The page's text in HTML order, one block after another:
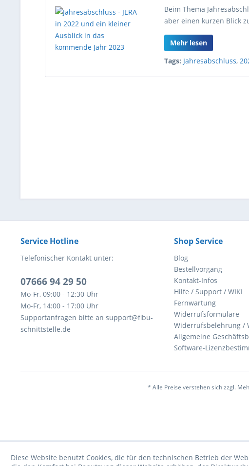
Beim Thema
aber einen kurzen Blick
Mehr lesen
Tags: Jahresabschluss,
Service Hotline
Telefonischer Kontakt unter:
07666 94 29 50
Mo-Fr, 09:00 - 12:30 Uhr
Mo-Fr, 14:00 - 17:00 Uhr
Supportanfragen bitte an support@fibu-
schnittstelle.de
Shop Service
Blog
Bestellvorgang
Kontakt-Infos
Hilfe / Support / WIKI
Fernwartung
Widerrufsformulare
Widerrufsbelehrung /
Allgemeine
Software-
* Alle Preise verstehen sich zzgl.
Diese Website benutzt Cookies, die für den technischen Betrieb der